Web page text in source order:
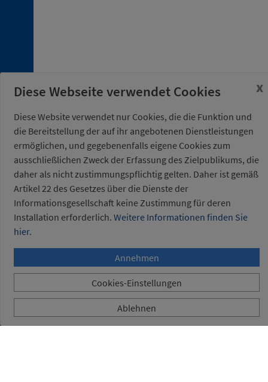
5. 1.
Anschlüsse
5. 2.
Pneumatische
Anschlüsse
Eingestellte
Referenzen
Diese Webseite verwendet Cookies
Diese Website verwendet nur Cookies, die die Funktion und
die Bereitstellung der auf ihr angebotenen Dienstleistungen
ermöglichen, und gegebenenfalls eigene Cookies zum
ausschließlichen Zweck der Erfassung des Zielpublikums, die
daher als nicht zustimmungspflichtig gelten. Daher ist gemäß
Artikel 22 des Gesetzes über die Dienste der
Informationsgesellschaft keine Zustimmung für deren
Installation erforderlich. Weitere Informationen finden Sie
hier.
Annehmen
Cookies-Einstellungen
Ablehnen
x